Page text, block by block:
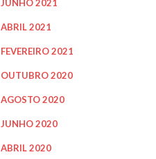
JUNHO 2021
ABRIL 2021
FEVEREIRO 2021
OUTUBRO 2020
AGOSTO 2020
JUNHO 2020
ABRIL 2020